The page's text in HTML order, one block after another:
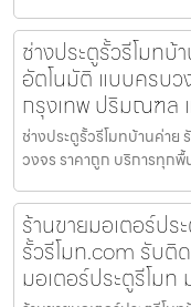
ช่างประตูรั้วรีโมท
อัตโนมัติ แบบครบว
กรุงเทพ ปริมณฑล
ช่างประตูรั้วรีโมทบ้านค่า
วงจร ราคาถูก บริการทุก
ร้านขายมอเตอร์ป
รั้วรีโมท.com รับติ
มอเตอร์ประตูรีโมท